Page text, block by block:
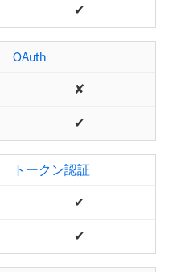
✔
OAuth
✘
✔
トークン認証
✔
✔